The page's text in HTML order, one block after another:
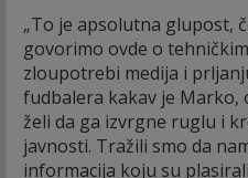
„To je apsolutna glupost,
govorimo ovde o
zloupotrebi medija i
fudbalera kakav je Marko,
želi da ga izvrgne ruglu i
javnosti. Tražili smo da
informacija koju su